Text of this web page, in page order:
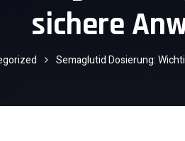
sichere
Semaglutid Dosierung: